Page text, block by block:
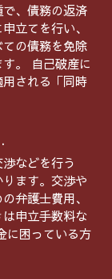
、債務の返済
立てを行い、
の債務を免除
。 自己破産に
される「同時
などを行う
ります。交渉や
弁護士費用、
申立手数料な
に困っている方